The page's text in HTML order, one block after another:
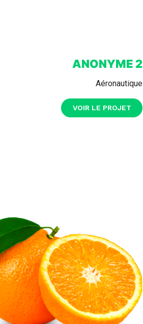
ANONYME 2
Aéronautique
VOIR LE PROJET